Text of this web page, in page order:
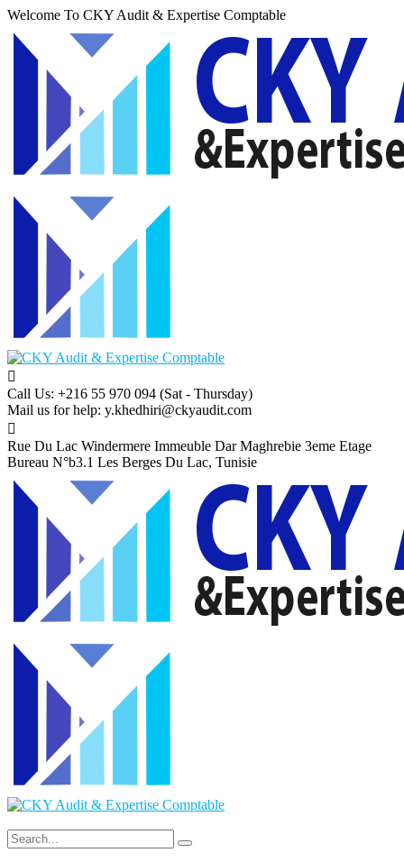
Welcome To CKY Audit & Expertise Comptable
Call Us: +216 55 970 094 (Sat - Thursday)
Mail us for help: y.khedhiri@ckyaudit.com
Rue Du Lac Windermere Immeuble Dar Maghrebie 3eme Etage
Bureau N°b3.1 Les Berges Du Lac, Tunisie